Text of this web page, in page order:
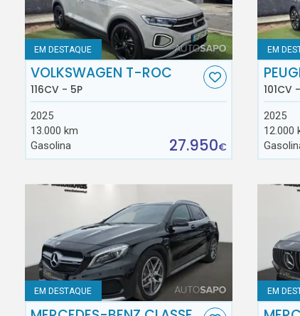
EM DESTAQUE
VOLKSWAGEN T-ROC
116CV - 5P
2025
13.000 km
Gasolina
27.950€
EM
101CV
2025
12.000
EM DESTAQUE EM